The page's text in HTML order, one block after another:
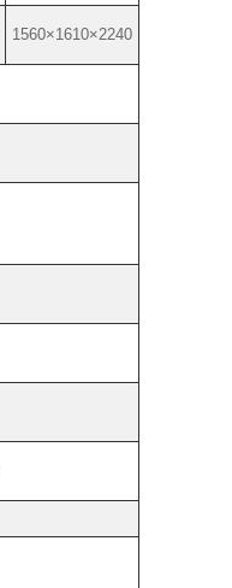
1560×1610×2240